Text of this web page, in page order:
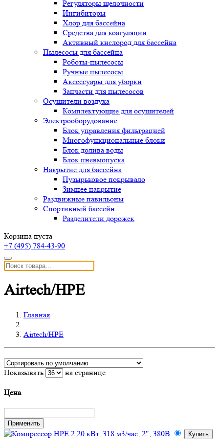
Регуляторы щелочности
Ингибиторы
Хлор для бассейна
Средства для коагуляции
Активный кислород для бассейна
Пылесосы для бассейна
Роботы-пылесосы
Ручные пылесосы
Аксессуары для уборки
Запчасти для пылесосов
Осушители воздуха
Комплектующие для осушителей
Электрооборудование
Блок управления фильтрацией
Многофункциональные блоки
Блок долива воды
Блок пневмопуска
Накрытие для бассейна
Пузырьковое покрывало
Зимнее накрытие
Раздвижные павильоны
Спортивный бассейн
Разделители дорожек
Корзина пуста
+7 (495) 784-43-90
Airtech/HPE
Главная
Airtech/HPE
Показывать на странице
Цена
Купить